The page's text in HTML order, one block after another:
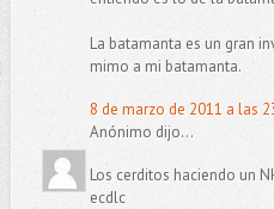
La batamanta es un gran
mimo a mi batamanta.
8 de marzo de 2011 a las
Anónimo dijo...
Los cerditos haciendo un
ecdlc